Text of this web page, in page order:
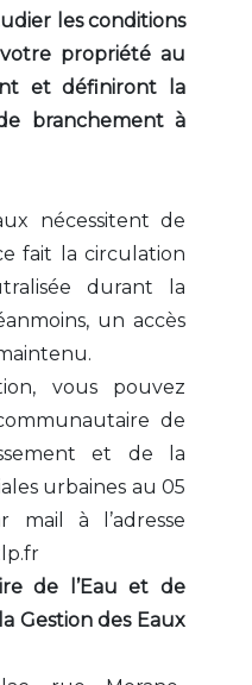
les conditions
propriété au
et définiront la
branchement à
nécessitent de
fait la circulation
durant la
un accès
vous pouvez
de
et de la
urbaines au 05
à l’adresse
de l’Eau et de
Gestion des Eaux